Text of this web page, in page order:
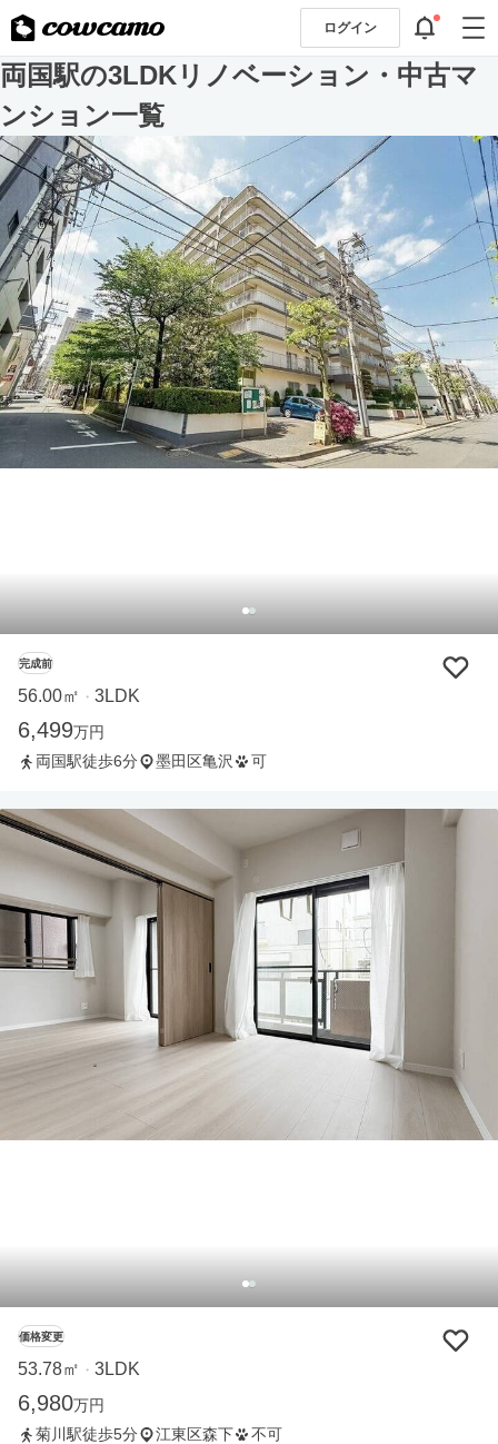
ログイン
両国駅の3LDKリノベーション・中古マ
ンション一覧
完成前
56.00㎡ ・ 3LDK
6,499万円
両国駅徒歩6分
墨田区亀沢 可
価格変更
53.78㎡ ・ 3LDK
6,980万円
菊川駅徒歩5分
江東区森下 不可